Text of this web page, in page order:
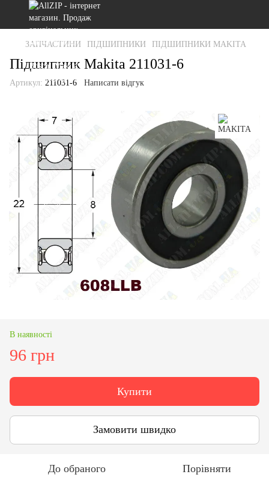
ЗАПЧАСТИНИ ПІДШИПНИКИ ПІДШИПНИКИ MAKITA
Підшипник Makita 211031-6
Артикул: 211031-6 Написати відгук
В наявності
96 грн
Купити
Замовити швидко
До обраного Порівняти